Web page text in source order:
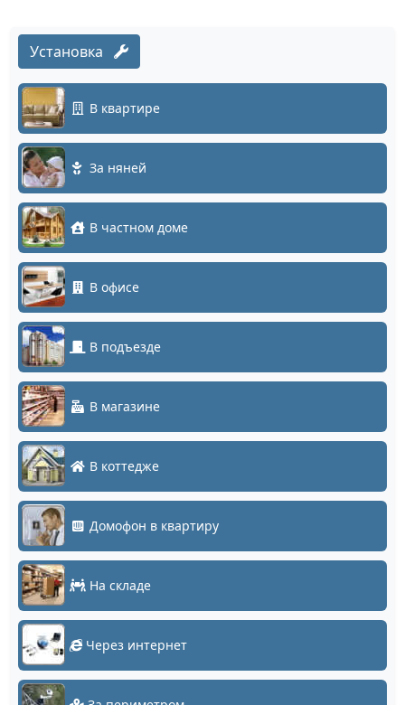
Установка
В квартире
За няней
В частном доме
В офисе
В подъезде
В магазине
В коттедже
Домофон в квартиру
На складе
Через интернет